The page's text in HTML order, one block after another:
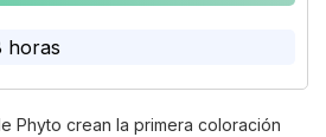
horas
Phyto crean la primera coloración